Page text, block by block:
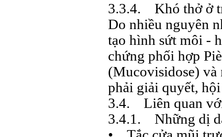
3.3.4. Khó thở ở
Do nhiều nguyên
tạo hình sứt môi -
chứng phối hợp
(Mucovisidose) và
phải giải quyết,
3.4. Liên quan
3.4.1. Những dị